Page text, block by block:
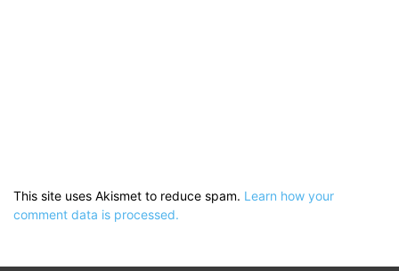
This site uses Akismet to reduce spam. Learn how your
comment data is processed.